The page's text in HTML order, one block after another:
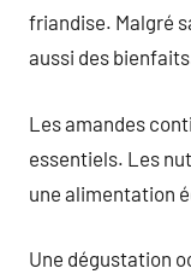
friandise. Malgré
aussi des
Les amandes
essentiels. Les
une alimentation
Une dégustation